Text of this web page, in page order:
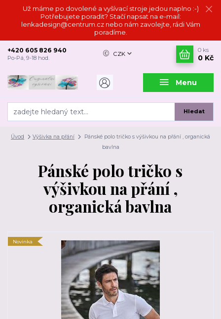
Už máme po dovolené a vyšívací stroje jedou naplno :-)
Potřebujete poradit? Stačí napsat na e-mail:
lenkadesign@centrum.cz nebo nám zavolejte, rádi Vám
poradíme.
Menu
CZK
Hledat
+420 605 826 940
Po-Pá, 9-18 hod.
0 ks
0 Kč
Úvod Výšivka na přání
Pánské polo tričko s výšivkou na přání , organická
bavlna
Pánské polo tričko s
výšivkou na přání ,
organická bavlna
Novinka